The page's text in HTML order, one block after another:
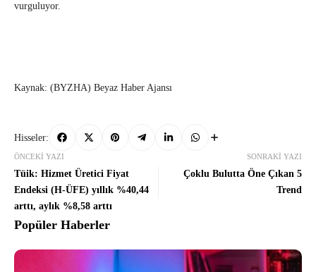
vurguluyor.
Kaynak: (BYZHA) Beyaz Haber Ajansı
Hisseler:
ÖNCEKI YAZI
Tüik: Hizmet Üretici Fiyat
Endeksi (H-ÜFE) yıllık %40,44
arttı, aylık %8,58 arttı
SONRAKI YAZI
Çoklu Bulutta Öne Çıkan 5
Trend
Popüler Haberler